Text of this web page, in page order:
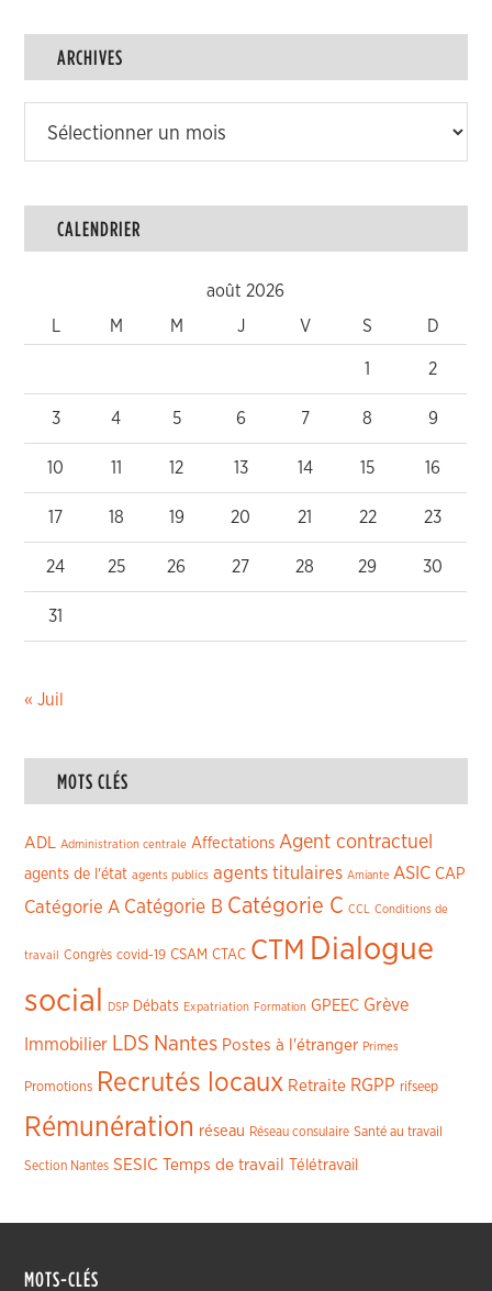
ARCHIVES
CALENDRIER
août 2026
M M J V S D
1 2
3 4 5 6 7 8 9
10 11 12 13 14 15 16
17 18 19 20 21 22 23
24 25 26 27 28 29 30
31
« Juil
MOTS CLÉS
ADL Administration centrale Affectations Agent contractuel
agents de l'état agents publics agents titulaires Amiante ASIC CAP
Catégorie A Catégorie B Catégorie C CCL Conditions de
travail Congrès covid-19 CSAM CTAC CTM Dialogue
social
DSP Débats Expatriation Formation GPEEC Grève
Immobilier LDS Nantes Postes à l'étranger Primes
Promotions Recrutés locaux Retraite RGPP rifseep
Rémunération réseau Réseau consulaire Santé au travail
Section Nantes SESIC Temps de travail Télétravail
MOTS-CLÉS